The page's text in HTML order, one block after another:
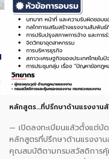
หลักสูตร…ที่ปรึกษาด้านแรงงาน
— เปิดลงทะเบียนแล้วตั้งแต่บั
หลักสูตรที่ปรึกษาด้านแรงงา
คุณสมบัติตามกรมสวัสดิการคุ้